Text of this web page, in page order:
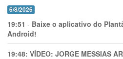
6/8/2026
19:51 - Baixe o aplicativo do
Android!
19:48: VÍDEO: JORGE MESSIAS